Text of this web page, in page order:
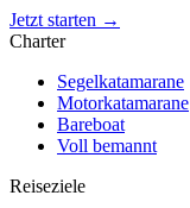
Jetzt starten →
Charter
Segelkatamarane
Motorkatamarane
Bareboat
Voll bemannt
Reiseziele